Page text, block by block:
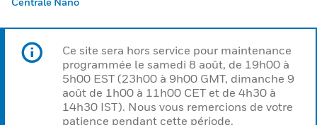
Ce site sera hors service pour maintenance
programmée le samedi 8 août, de 19h00 à
5h00 EST (23h00 à 9h00 GMT, dimanche 9
août de 1h00 à 11h00 CET et de 4h30 à
14h30 IST). Nous vous remercions de votre
patience pendant cette période.